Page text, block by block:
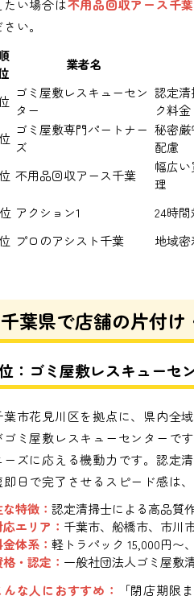
たい場合は不用品回収アース千葉
さい。
業者名
ゴミ屋敷レスキューセン
ター
認定清
ク料金
ゴミ屋敷専門パートナー
ズ
秘密厳
配慮
不用品回収アース千葉
幅広
理
アクション1 24時
プロのアシスト千葉 地域
千葉県で店舗の片付
：ゴミ屋敷レスキューセ
葉市花見川区を拠点に、県内全
ゴミ屋敷レスキューセンターで
ーズに応える機動力です。認定
即日で完了させるスピード感は
な特徴： 認定清掃士による高品質
エリア： 千葉市、船橋市、市川
体系： 軽トラパック 15,000円〜
・認定： 一般社団法人ゴミ屋敷
んな人におすすめ：
「閉店期限